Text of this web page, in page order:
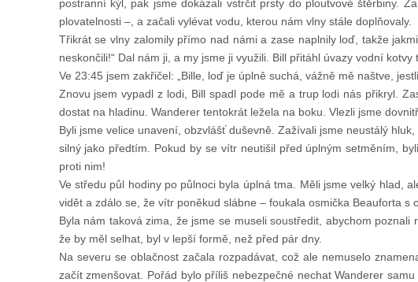
postranní kýl, pak jsme dokázali vstrčit prsty do ploutvové štěrbiny.
plovatelnosti –, a začali vylévat vodu, kterou nám vlny stále doplňovaly.
Třikrát se vlny zalomily přímo nad námi a zase naplnily loď, takže
neskončili!“ Dal nám ji, a my jsme ji využili. Bill přitáhl úvazy vodní
Ve 23:45 jsem zakřičel: „Bille, loď je úplně suchá, vážně mě naštve,
Znovu jsem vypadl z lodi, Bill spadl pode mě a trup lodi nás přikryl.
dostat na hladinu. Wanderer tentokrát ležela na boku. Vlezli jsme
Byli jsme velice unavení, obzvlášť duševně. Zažívali jsme neustálý
silný jako předtím. Pokud by se vítr neutišil před úplným setměním,
proti nim!
Ve středu půl hodiny po půlnoci byla úplná tma. Měli jsme velký hlad,
vidět a zdálo se, že vítr poněkud slábne – foukala osmička Beauforta s
Byla nám taková zima, že jsme se museli soustředit, abychom
že by měl selhat, byl v lepší formě, než před pár dny.
Na severu se oblačnost začala rozpadávat, což ale nemuselo
začít zmenšovat. Pořád bylo příliš nebezpečné nechat Wanderer